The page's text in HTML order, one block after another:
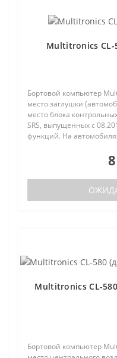
Multitronics CL-
Бортовой компьютер
место заглушки
место блока
SRS, выпущенных с
функций. На
Multitronics CL-
Бортовой компьютер